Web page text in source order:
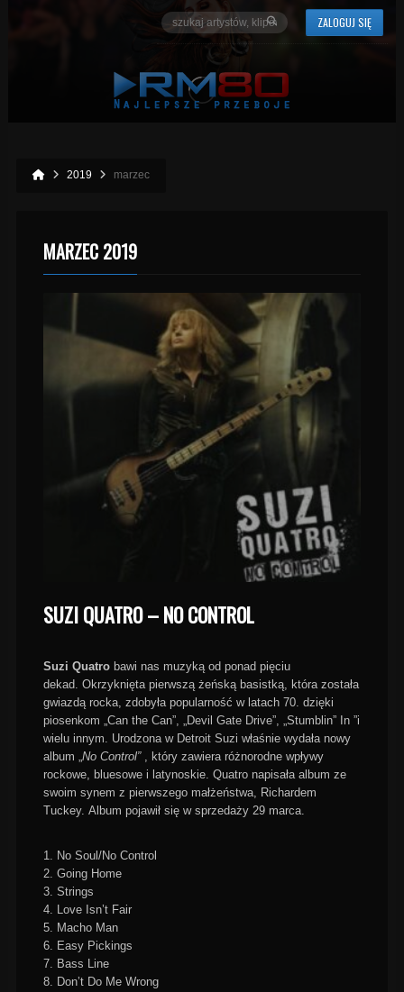
ZALOGUJ SIĘ
2019 marzec
MARZEC 2019
SUZI QUATRO – NO CONTROL
Suzi Quatrobawi nas muzyką od ponad pięciu
dekad. Okrzyknięta pierwszą żeńską basistką, która została
gwiazdą rocka, zdobyła popularność w latach 70. dzięki
piosenkom „Can the Can”, „Devil Gate Drive”, „Stumblin” In ”i
wielu innym. Urodzona w Detroit Suzi właśnie wydała nowy
album „No Control”, który zawiera różnorodne wpływy
rockowe, bluesowe i latynoskie. Quatro napisała album ze
swoim synem z pierwszego małżeństwa, Richardem
Tuckey. Album pojawił się w sprzedaży 29 marca.
1. No Soul/No Control
2. Going Home
3. Strings
4. Love Isn’t Fair
5. Macho Man
6. Easy Pickings
7. Bass Line
8. Don’t Do Me Wrong